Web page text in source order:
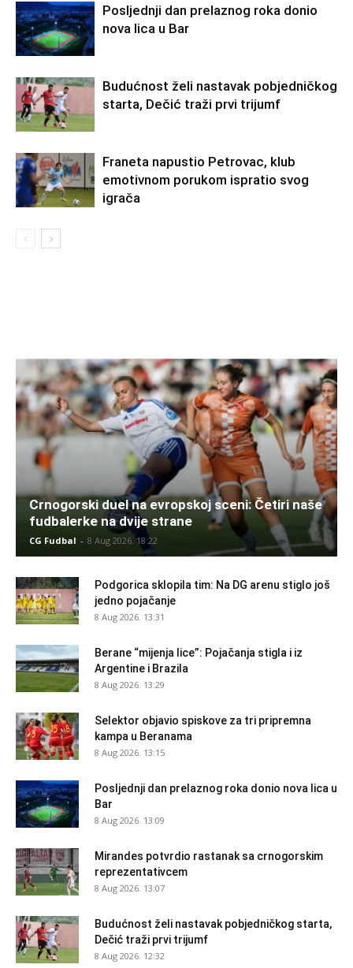
Posljednji dan prelaznog roka donio
nova lica u Bar
Budućnost želi nastavak pobjedničkog
starta, Dečić traži prvi trijumf
Franeta napustio Petrovac, klub
emotivnom porukom ispratio svog
igrača
Crnogorski duel na evropskoj sceni: Četiri naše
fudbalerke na dvije strane
CG Fudbal - 8 Aug 2026. 18:22
Podgorica sklopila tim: Na DG arenu stiglo još
jedno pojačanje
8 Aug 2026. 13:31
Berane “mijenja lice”: Pojačanja stigla i iz
Argentine i Brazila
8 Aug 2026. 13:29
Selektor objavio spiskove za tri pripremna
kampa u Beranama
8 Aug 2026. 13:15
Posljednji dan prelaznog roka donio nova lica u
Bar
8 Aug 2026. 13:09
Mirandes potvrdio rastanak sa crnogorskim
reprezentativcem
8 Aug 2026. 13:07
Budućnost želi nastavak pobjedničkog starta,
Dečić traži prvi trijumf
8 Aug 2026. 12:32